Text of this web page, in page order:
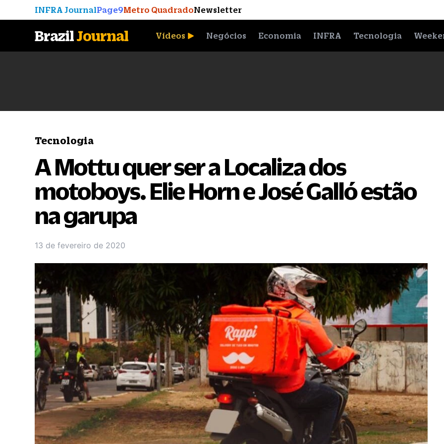
INFRA JournalPage9Metro QuadradoNewsletter
BrazilJournal Vídeos Negócios Economia INFRA Tecnologia
Tecnologia
A Mottu quer ser a Localiza dos
motoboys. Elie Horn e José Galló estão
na garupa
13 de fevereiro de 2020